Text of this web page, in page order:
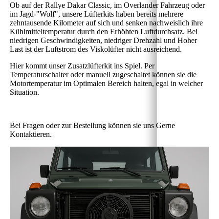
Ob auf der Rallye Dakar Classic, im Overlander Fahrzeug oder
im Jagd-"Wolf", unsere Lüfterkits haben bereits mehrere
zehntausende Kilometer auf sich und senken nachweislich ihre
Kühlmitteltemperatur durch den Erhöhten Luftdurchsatz. Bei
niedrigen Geschwindigkeiten, niedriger Drehzahl und Hoher
Last ist der Luftstrom des Viskolüfter nicht ausreichend.
Hier kommt unser Zusatzlüfterkit ins Spiel. Per
Temperaturschalter oder manuell zugeschaltet können sie die
Motortemperatur im Optimalen Bereich halten, egal in welcher
Situation.
Bei Fragen oder zur Bestellung können sie uns Gerne
Kontaktieren.